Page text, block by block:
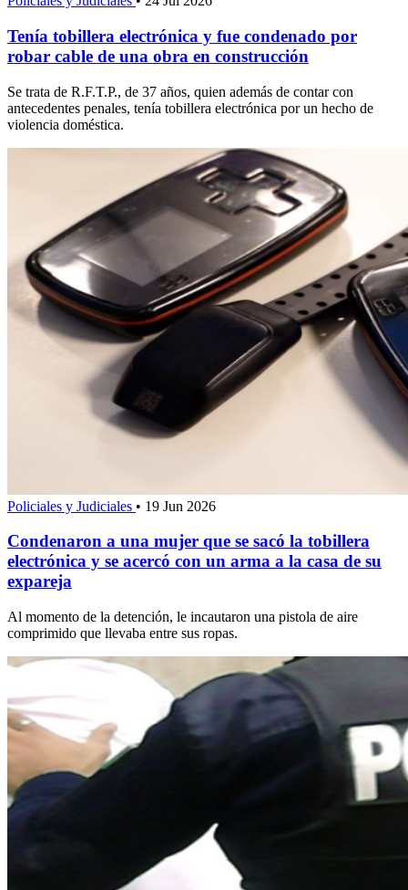
Tenía tobillera electrónica y fue condenado por
robar cable de una obra en construcción
Se trata de R.F.T.P., de 37 años, quien además de contar con
antecedentes penales, tenía tobillera electrónica por un hecho de
violencia doméstica.
Policiales y Judiciales • 19 Jun 2026
Condenaron a una mujer que se sacó la tobillera
electrónica y se acercó con un arma a la casa de su
expareja
Al momento de la detención, le incautaron una pistola de aire
comprimido que llevaba entre sus ropas.